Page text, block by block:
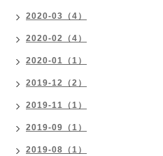
2020-03（4）
2020-02（4）
2020-01（1）
2019-12（2）
2019-11（1）
2019-09（1）
2019-08（1）